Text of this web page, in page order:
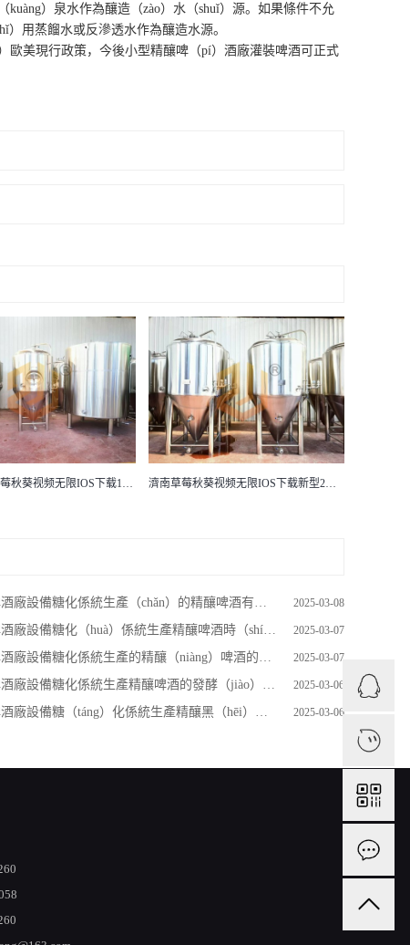
）泉水作為釀造（zào）水（shuǐ）源。如果條件不允
用蒸餾水或反滲透水作為釀造水源。
美現行政策，今後小型精釀啤（pí）酒廠灌裝啤酒可正式
濟南草莓秋葵视频无限IOS下载新型2噸啤酒廠發酵罐 5噸啤酒廠發酵（jiào）罐特價銷售僅需5.5萬元限量6台
設備糖化係統生產（chǎn）的精釀啤酒有（yǒu）哪些優勢 2025-03-08
設備糖化（huà）係統生產精釀啤酒時（shí）使用的發酵方法 2025-03-07
廠設備糖化係統生產的精釀（niàng）啤酒的主要成分 2025-03-07
廠設備糖化係統生產精釀啤酒的發酵（jiào）時間需要多久 2025-03-06
設備糖（táng）化係統生產精釀黑（hēi）啤的主要步驟 2025-03-06